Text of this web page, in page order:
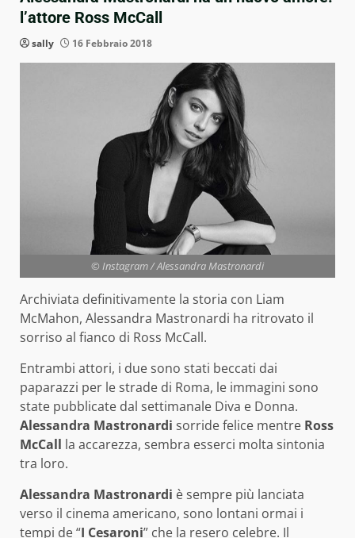
l’attore Ross McCall
sally 16 Febbraio 2018
© Instagram / Alessandra Mastronardi
Archiviata definitivamente la storia con Liam
McMahon, Alessandra Mastronardi ha ritrovato il
sorriso al fianco di Ross McCall.
Entrambi attori, i due sono stati beccati dai
paparazzi per le strade di Roma, le immagini sono
state pubblicate dal settimanale Diva e Donna.
Alessandra Mastronardi sorride felice mentre Ross
McCall la accarezza, sembra esserci molta sintonia
tra loro.
Alessandra Mastronardi è sempre più lanciata
verso il cinema americano, sono lontani ormai i
tempi de “I Cesaroni” che la resero celebre. Il